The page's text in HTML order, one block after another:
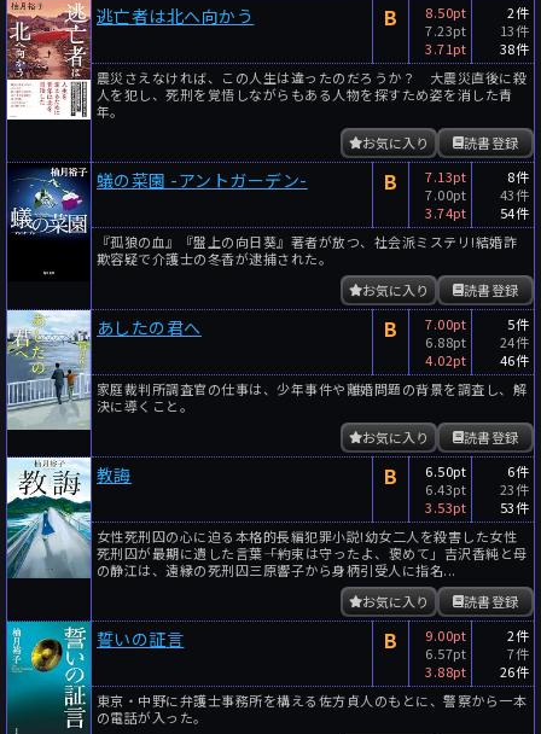
逃亡者は北へ向かう B
8.50pt
7.23pt
3.71pt
2件
13件
38件
震災さえなければ、この人生は違ったのだろうか？ 大震災直後に殺
人を犯し、死刑を覚悟しながらもある人物を探すため姿を消した青
年。
読書登録
お気に入り
蟻の菜園 -アントガーデン- B
7.13pt
7.00pt
3.74pt
8件
43件
54件
『孤狼の血』『盤上の向日葵』著者が放つ、社会派ミステリ!結婚詐
欺容疑で介護士の冬香が逮捕された。
読書登録
お気に入り
あしたの君へ B
7.00pt
6.88pt
4.02pt
5件
24件
46件
家庭裁判所調査官の仕事は、少年事件や離婚問題の背景を調査し、解
決に導くこと。
読書登録
お気に入り
教誨 B
6.50pt
6.43pt
3.53pt
6件
23件
53件
女性死刑囚の心に迫る本格的長編犯罪小説!幼女二人を殺害した女性
死刑囚が最期に遺した言葉――「約束は守ったよ、褒めて」吉沢香純と母
の静江は、遠縁の死刑囚三原響子から身柄引受人に指名...
読書登録
お気に入り
誓いの証言 B
9.00pt
6.57pt
3.88pt
2件
7件
26件
東京・中野に弁護士事務所を構える佐方貞人のもとに、警察から一本
の電話が入った。